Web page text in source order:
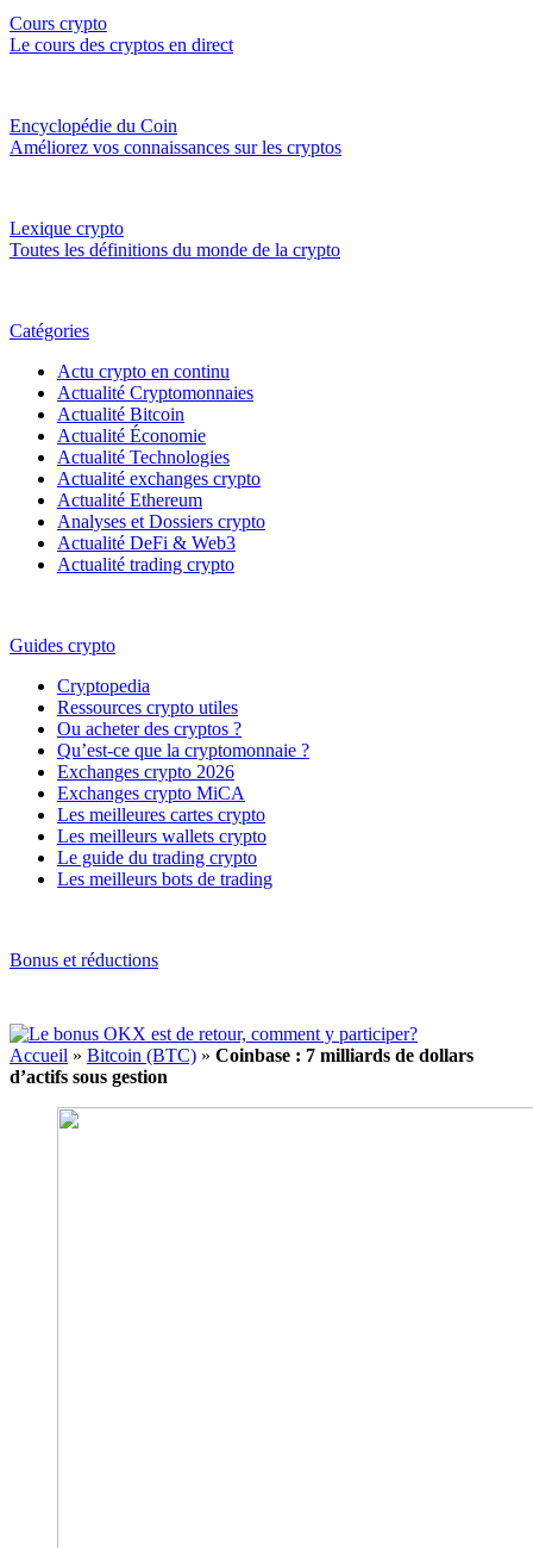
Cours crypto
Le cours des cryptos en direct
Encyclopédie du Coin
Améliorez vos connaissances sur les cryptos
Lexique crypto
Toutes les définitions du monde de la crypto
Catégories
Actu crypto en continu
Actualité Cryptomonnaies
Actualité Bitcoin
Actualité Économie
Actualité Technologies
Actualité exchanges crypto
Actualité Ethereum
Analyses et Dossiers crypto
Actualité DeFi & Web3
Actualité trading crypto
Guides crypto
Cryptopedia
Ressources crypto utiles
Ou acheter des cryptos ?
Qu’est-ce que la cryptomonnaie ?
Exchanges crypto 2026
Exchanges crypto MiCA
Les meilleures cartes crypto
Les meilleurs wallets crypto
Le guide du trading crypto
Les meilleurs bots de trading
Bonus et réductions
Accueil » Bitcoin (BTC) » Coinbase : 7 milliards de dollars
d’actifs sous gestion